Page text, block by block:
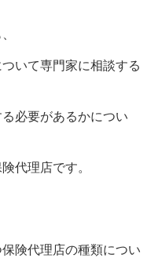
いて専門家に相談する
必要があるかについ
代理店です。
険代理店の種類につい